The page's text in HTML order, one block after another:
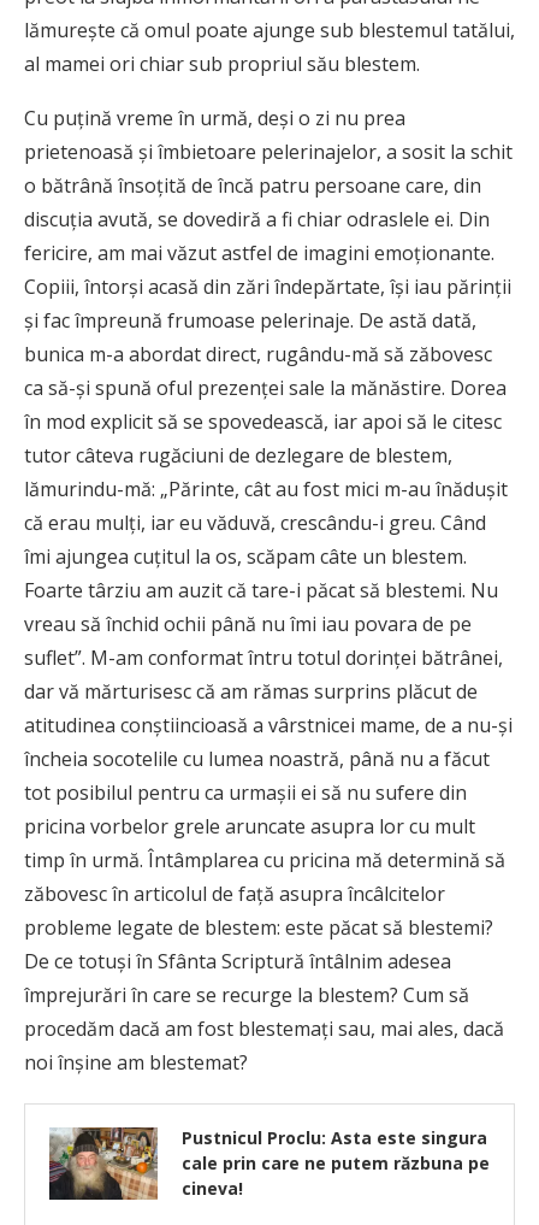
lămurește că omul poate ajunge sub blestemul tatălui,
al mamei ori chiar sub propriul său blestem.
Cu puțină vreme în urmă, deși o zi nu prea
prietenoasă și îmbietoare pelerinajelor, a sosit la schit
o bătrână însoțită de încă patru persoane care, din
discuția avută, se dovediră a fi chiar odraslele ei. Din
fericire, am mai văzut astfel de imagini emoționante.
Copiii, întorși acasă din zări îndepărtate, își iau părinții
și fac împreună frumoase pelerinaje. De astă dată,
bunica m-a abordat direct, rugându-mă să zăbovesc
ca să-și spună oful prezenței sale la mănăstire. Dorea
în mod explicit să se spovedească, iar apoi să le citesc
tutor câteva rugăciuni de dezlegare de blestem,
lămurindu-mă: „Părinte, cât au fost mici m-au înădușit
că erau mulți, iar eu văduvă, crescându-i greu. Când
îmi ajungea cuțitul la os, scăpam câte un blestem.
Foarte târziu am auzit că tare-i păcat să blestemi. Nu
vreau să închid ochii până nu îmi iau povara de pe
suflet”. M-am conformat întru totul dorinței bătrânei,
dar vă mărturisesc că am rămas surprins plăcut de
atitudinea conștiincioasă a vârstnicei mame, de a nu-și
încheia socotelile cu lumea noastră, până nu a făcut
tot posibilul pentru ca urmașii ei să nu sufere din
pricina vorbelor grele aruncate asupra lor cu mult
timp în urmă. Întâmplarea cu pricina mă determină să
zăbovesc în articolul de faţă asupra încâlcitelor
probleme legate de blestem: este păcat să blestemi?
De ce totuși în Sfânta Scriptură întâlnim adesea
împrejurări în care se recurge la blestem? Cum să
procedăm dacă am fost blestemați sau, mai ales, dacă
noi înșine am blestemat?
Pustnicul Proclu: Asta este singura
cale prin care ne putem răzbuna pe
cineva!